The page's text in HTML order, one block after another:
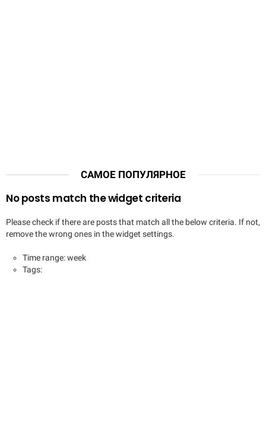
САМОЕ ПОПУЛЯРНОЕ
No posts match the widget criteria
Please check if there are posts that match all the below criteria. If not,
remove the wrong ones in the widget settings.
Time range: week
Tags: